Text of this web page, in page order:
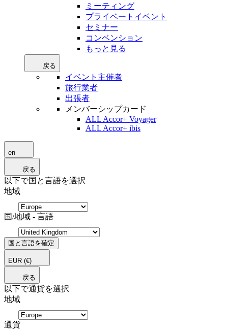
ミーティング
プライベートイベント
セミナー
コンベンション
もっと見る
戻る
イベント主催者
旅行業者
出張者
メンバーシップカード
ALL Accor+ Voyager
ALL Accor+ ibis
en
戻る
以下で国と言語を選択
地域
国/地域 - 言語
国と言語を確定
EUR (€)
戻る
以下で通貨を選択
地域
通貨